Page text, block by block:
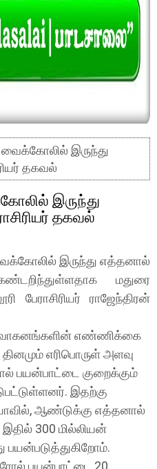
வைக்கோலில் இருந்து
தகவல்
இருந்து
தகவல்
இருந்து எத்தனால்
மதுரை
பேராசிரியர் ராஜேந்திரன்
எண்ணிக்கை
எரிபொருள் அளவு
பயன்பாட்டை குறைக்கும்
இதற்கு
ஆண்டுக்கு எத்தனால்
இதில் 300 மில்லியன்
பயன்படுத்துகிறோம்.
பயன்பாட்டை 20